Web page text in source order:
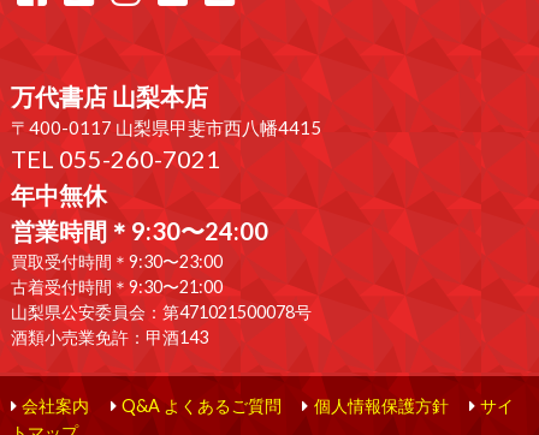
万代書店 山梨本店
〒400-0117 山梨県甲斐市西八幡4415
TEL 055-260-7021
年中無休
営業時間＊9:30〜24:00
買取受付時間＊9:30〜23:00
古着受付時間＊9:30〜21:00
山梨県公安委員会：第471021500078号
酒類小売業免許：甲酒143
会社案内 Q&A よくあるご質問 個人情報保護方針
サイ